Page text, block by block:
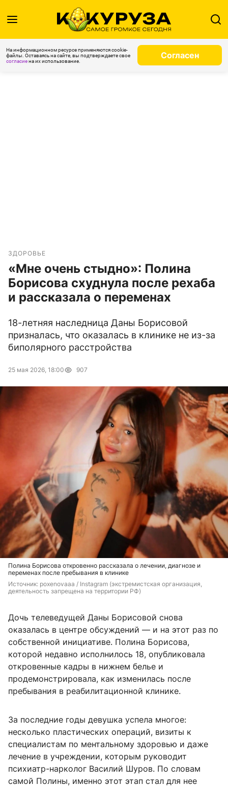
На информационном ресурсе применяются cookie-
файлы. Оставаясь на сайте, вы подтверждаете свое
согласиена их использование.
Согласен
ЗДОРОВЬЕ
«Мне очень стыдно»: Полина
Борисова схуднула после рехаба
и рассказала о переменах
18-летняя наследница Даны Борисовой
призналась, что оказалась в клинике не из-за
биполярного расстройства
25 мая 2026, 18:00 907
Полина Борисова откровенно рассказала о лечении, диагнозе и
переменах после пребывания в клинике
Источник: poxenovaaa / Instagram (экстремистская организация,
деятельность запрещена на территории РФ)
Дочь телеведущей Даны Борисовой снова
оказалась в центре обсуждений — и на этот раз по
собственной инициативе. Полина Борисова,
которой недавно исполнилось 18, опубликовала
откровенные кадры в нижнем белье и
продемонстрировала, как изменилась после
пребывания в реабилитационной клинике.
За последние годы девушка успела многое:
несколько пластических операций, визиты к
специалистам по ментальному здоровью и даже
лечение в учреждении, которым руководит
психиатр-нарколог Василий Шуров. По словам
самой Полины, именно этот этап стал для нее